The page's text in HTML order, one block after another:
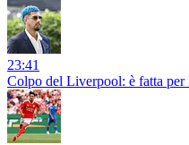
23:41
Colpo del Liverpool: è fatta